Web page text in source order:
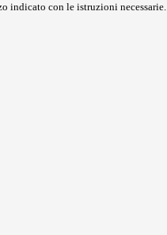
indicato con le istruzioni necessarie.